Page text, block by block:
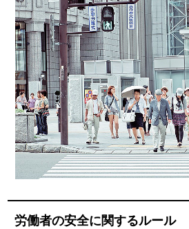
労働者の安全に関するルール